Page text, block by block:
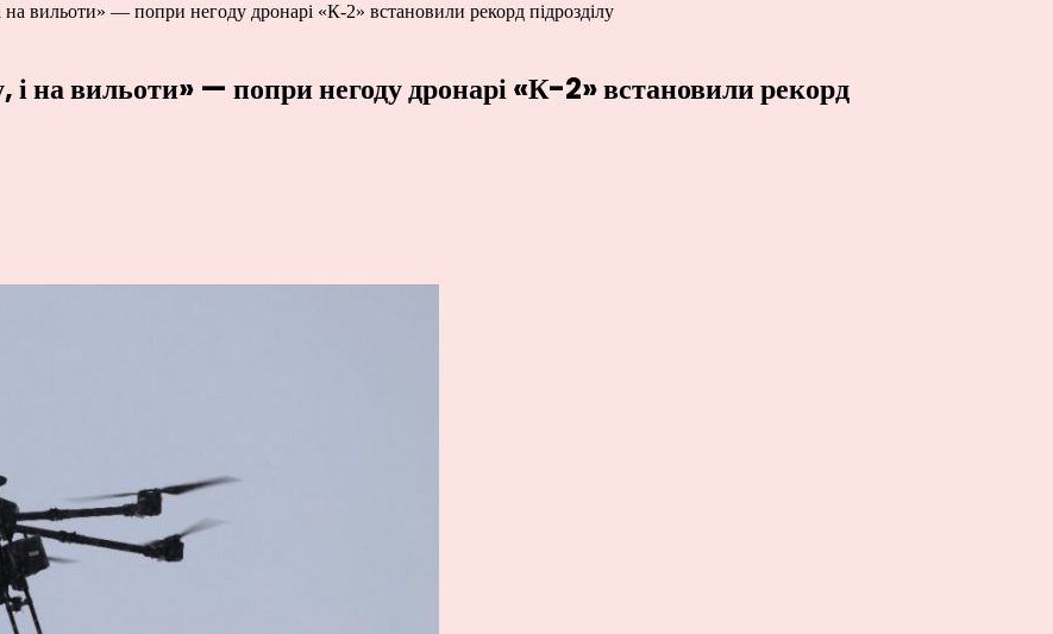
на вильоти» — попри негоду дронарі «К-2» встановили рекорд підрозділу
і на вильоти» — попри негоду дронарі «К-2» встановили рекорд